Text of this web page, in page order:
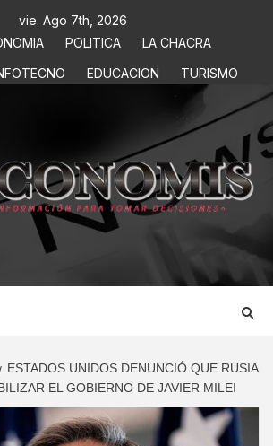
vie. Ago 7th, 2026
POLITICA
LA CHACRA
EDUCACION TURISMO
TOMAR DECISIONES
ESTADOS UNIDOS DENUNCIÓ QUE RUSIA
EL GOBIERNO DE JAVIER MILEI